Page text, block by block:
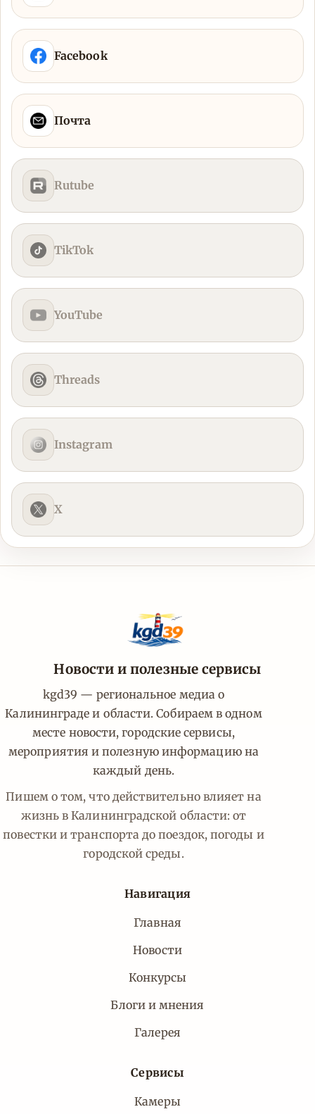
Facebook
Почта
Rutube
TikTok
YouTube
Threads
Instagram
X
Новости и полезные сервисы
kgd39 — региональное медиа о
Калининграде и области. Собираем в одном
месте новости, городские сервисы,
мероприятия и полезную информацию на
каждый день.
Пишем о том, что действительно влияет на
жизнь в Калининградской области: от
повестки и транспорта до поездок, погоды и
городской среды.
Навигация
Главная
Новости
Конкурсы
Блоги и мнения
Галерея
Сервисы
Камеры